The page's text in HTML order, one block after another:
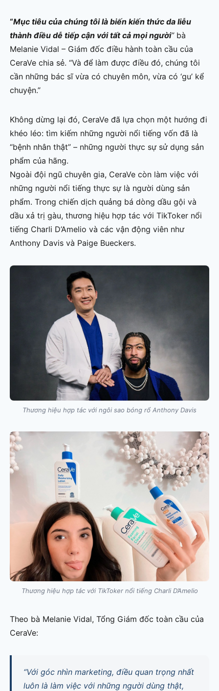
“Mục tiêu của chúng tôi là biến kiến thức da liễu
thành điều dễ tiếp cận với tất cả mọi người”bà
Melanie Vidal – Giám đốc điều hành toàn cầu của
CeraVe chia sẻ. “Và để làm được điều đó, chúng tôi
cần những bác sĩ vừa có chuyên môn, vừa có ‘gu’ kể
chuyện.”
Không dừng lại đó, CeraVe đã lựa chọn một hướng đi
khéo léo: tìm kiếm những người nổi tiếng vốn đã là
“bệnh nhân thật” – những người thực sự sử dụng sản
phẩm của hãng.
Ngoài đội ngũ chuyên gia, CeraVe còn làm việc với
những người nổi tiếng thực sự là người dùng sản
phẩm. Trong chiến dịch quảng bá dòng dầu gội và
dầu xả trị gàu, thương hiệu hợp tác với TikToker nổi
tiếng Charli D’Amelio và các vận động viên như
Anthony Davis và Paige Bueckers.
Thương hiệu hợp tác với ngôi sao bóng rổ Anthony Davis
Thương hiệu hợp tác với TikToker nổi tiếng Charli D’Amelio
Theo bà Melanie Vidal, Tổng Giám đốc toàn cầu của
CeraVe:
“Với góc nhìn marketing, điều quan trọng nhất
luôn là làm việc với những người dùng thật,